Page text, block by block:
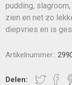
pudding,
zien en net zo
diepvries en is
Artikelnummer::
Delen: